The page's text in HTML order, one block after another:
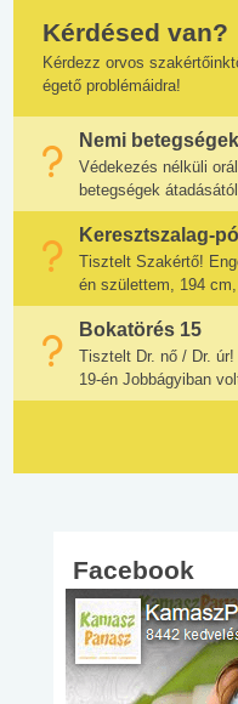
Kérdésed van?
Kérdezz orvos
égető problémáidra!
Nemi
Védekezés nélküli
betegségek átadásától
Keresztszalag-
Tisztelt Szakértő!
én születtem, 194 cm,
Bokatörés 15
Tisztelt Dr. nő / Dr.
19-én Jobbágyiban
Facebook